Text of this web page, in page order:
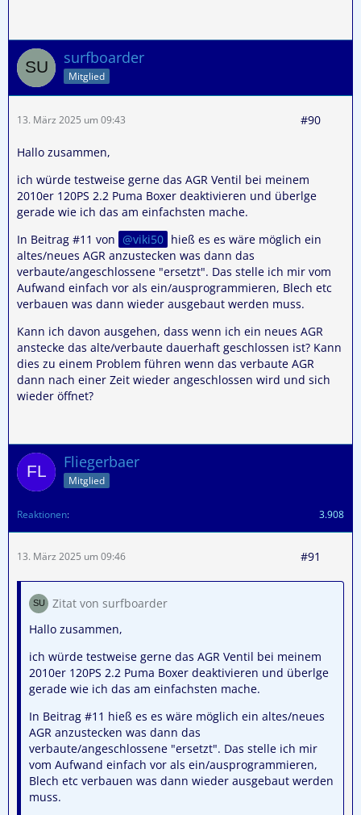
surfboarder
Mitglied
13. März 2025 um 09:43 #90
Hallo zusammen,
ich würde testweise gerne das AGR Ventil bei meinem
2010er 120PS 2.2 Puma Boxer deaktivieren und überlge
gerade wie ich das am einfachsten mache.
In Beitrag #11 von
viki50 hieß es es wäre möglich ein
altes/neues AGR anzustecken was dann das
verbaute/angeschlossene "ersetzt". Das stelle ich mir vom
Aufwand einfach vor als ein/ausprogrammieren, Blech etc
verbauen was dann wieder ausgebaut werden muss.
Kann ich davon ausgehen, dass wenn ich ein neues AGR
anstecke das alte/verbaute dauerhaft geschlossen ist? Kann
dies zu einem Problem führen wenn das verbaute AGR
dann nach einer Zeit wieder angeschlossen wird und sich
wieder öffnet?
Fliegerbaer
Mitglied
Reaktionen 3.908
13. März 2025 um 09:46 #91
Zitat von surfboarder
Hallo zusammen,
ich würde testweise gerne das AGR Ventil bei meinem
2010er 120PS 2.2 Puma Boxer deaktivieren und überlge
gerade wie ich das am einfachsten mache.
In Beitrag #11 hieß es es wäre möglich ein altes/neues
AGR anzustecken was dann das
verbaute/angeschlossene "ersetzt". Das stelle ich mir
vom Aufwand einfach vor als ein/ausprogrammieren,
Blech etc verbauen was dann wieder ausgebaut werden
muss.